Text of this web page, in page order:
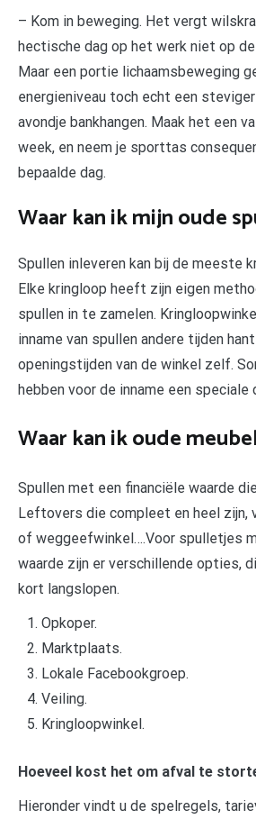
– Kom in beweging. Het vergt
hectische dag op het werk niet op
Maar een portie lichaamsbeweging
energieniveau toch echt een
avondje bankhangen. Maak het een
week, en neem je sporttas
bepaalde dag.
Waar kan ik mijn oude
Spullen inleveren kan bij de meeste
Elke kringloop heeft zijn eigen
spullen in te zamelen.
inname van spullen andere tijden
openingstijden van de winkel zelf.
hebben voor de inname een speciale
Waar kan ik oude
Spullen met een financiële waarde
Leftovers die compleet en heel zijn,
of weggeefwinkel….Voor spulletjes
waarde zijn er verschillende opties,
kort langslopen.
Opkoper.
Marktplaats.
Lokale Facebookgroep.
Veiling.
Kringloopwinkel.
Hoeveel kost het om afval te
Hieronder vindt u de spelregels,